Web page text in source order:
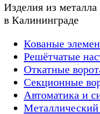
Изделия из металла
в Калининграде
Кованые
Решётчатые
Откатные
Секционные
Автоматика и